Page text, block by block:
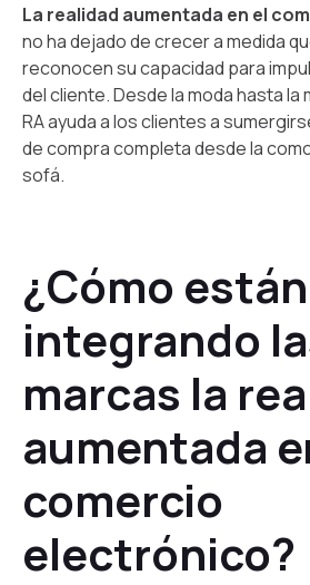
La realidad aumentada en el
no ha dejado de crecer a medida
reconocen su capacidad para
del cliente. Desde la moda hasta la
RA ayuda a los clientes a
de compra completa desde la
sofá.
¿Cómo están
integrando
marcas la
aumentada
comercio
electrónico?